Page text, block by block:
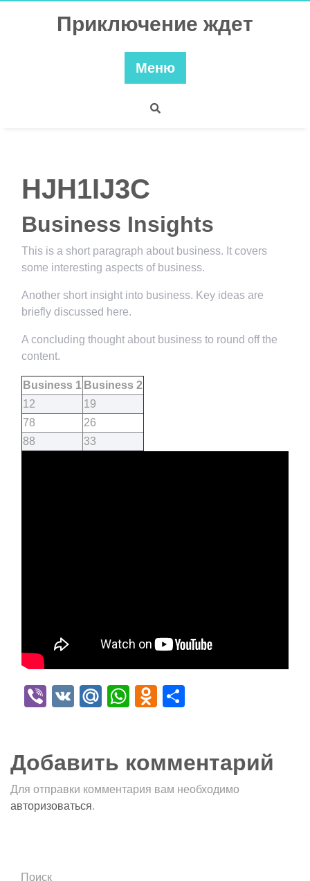
Приключение ждет
Меню
HJH1IJ3C
Business Insights
This is a short paragraph about business. It covers
some interesting aspects of business.
Another short insight into business. Key ideas are
briefly discussed here.
A concluding thought about business to round off the
content.
Business 1 Business 2
12
19
78
26
88
33
Viber
VK Mail.Ru
WhatsApp
Odnoklassniki
Добавить комментарий
Для отправки комментария вам необходимо
авторизоваться.
Поиск